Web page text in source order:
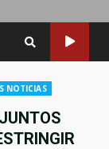
NOTICIAS